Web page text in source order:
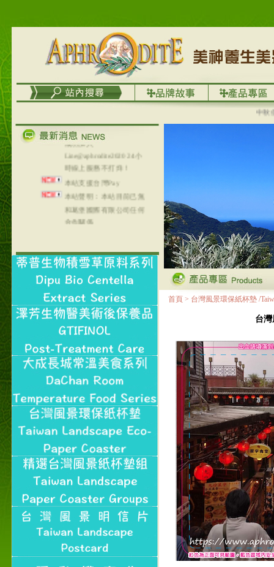
中秋優選
在外租屋者、居住處無管
理員、不方便在工作地點
取件者，歡迎多多使用
【郵局i郵箱】的服務喔～
【i郵箱】設立的地點，請
成功加入
Line@aphrodite2020 24小
時線上服務不打烊！
本站支援台灣Pay
本站聲明：本站目前已無
和葛堡國際有限公司任何
合作關係
本站支援支付宝
NT$320(RMB￥71.00)
首頁 > 台灣風景環保紙杯墊 /
台灣